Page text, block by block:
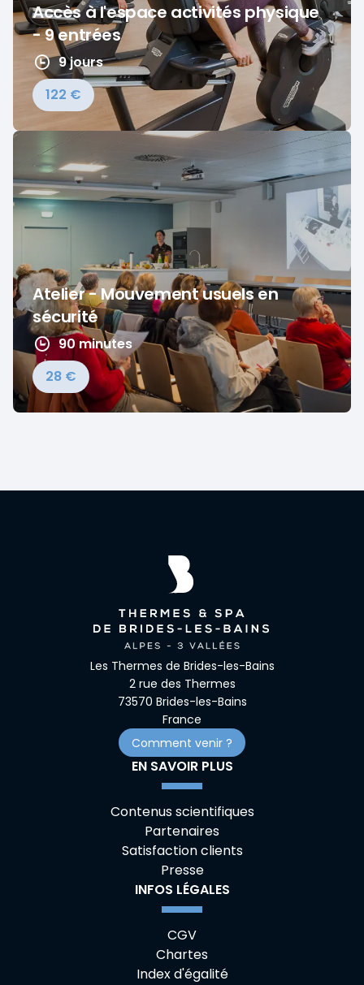
Accès à l'espace activités physique
- 9 entrées
9 jours
122 €
Atelier - Mouvement usuels en
sécurité
90 minutes
28 €
Les Thermes de Brides-les-Bains
2 rue des Thermes
73570 Brides-les-Bains
France
Comment venir ?
EN SAVOIR PLUS
Contenus scientifiques
Partenaires
Satisfaction clients
Presse
INFOS LÉGALES
CGV
Chartes
Index d'égalité